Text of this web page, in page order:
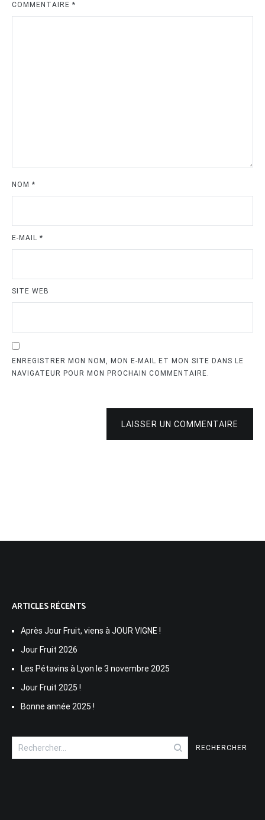
COMMENTAIRE *
NOM *
E-MAIL *
SITE WEB
ENREGISTRER MON NOM, MON E-MAIL ET MON SITE DANS LE
NAVIGATEUR POUR MON PROCHAIN COMMENTAIRE.
LAISSER UN COMMENTAIRE
ARTICLES RÉCENTS
Après Jour Fruit, viens à JOUR VIGNE !
Jour Fruit 2026
Les Pétavins à Lyon le 3 novembre 2025
Jour Fruit 2025 !
Bonne année 2025 !
Rechercher :